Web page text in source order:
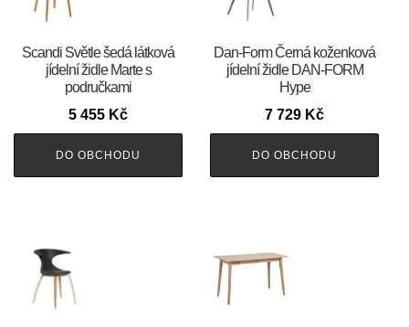
Scandi Světle šedá látková
jídelní židle Marte s
područkami
5 455 Kč
DO OBCHODU
​​​​​Dan-Form Černá koženková
jídelní židle DAN-FORM
Hype
7 729 Kč
DO OBCHODU